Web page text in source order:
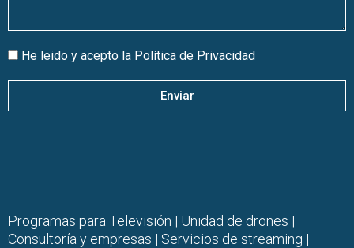
He leido y acepto la Política de Privacidad
Enviar
Programas para Televisión | Unidad de drones |
Consultoría y empresas | Servicios de streaming |